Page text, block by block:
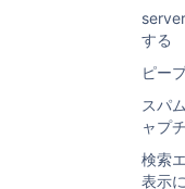
する
ピー
スパ
ャプ
検索
表示
cookie です。
ンを認証する
を選択すると
って生成され
この cookie の